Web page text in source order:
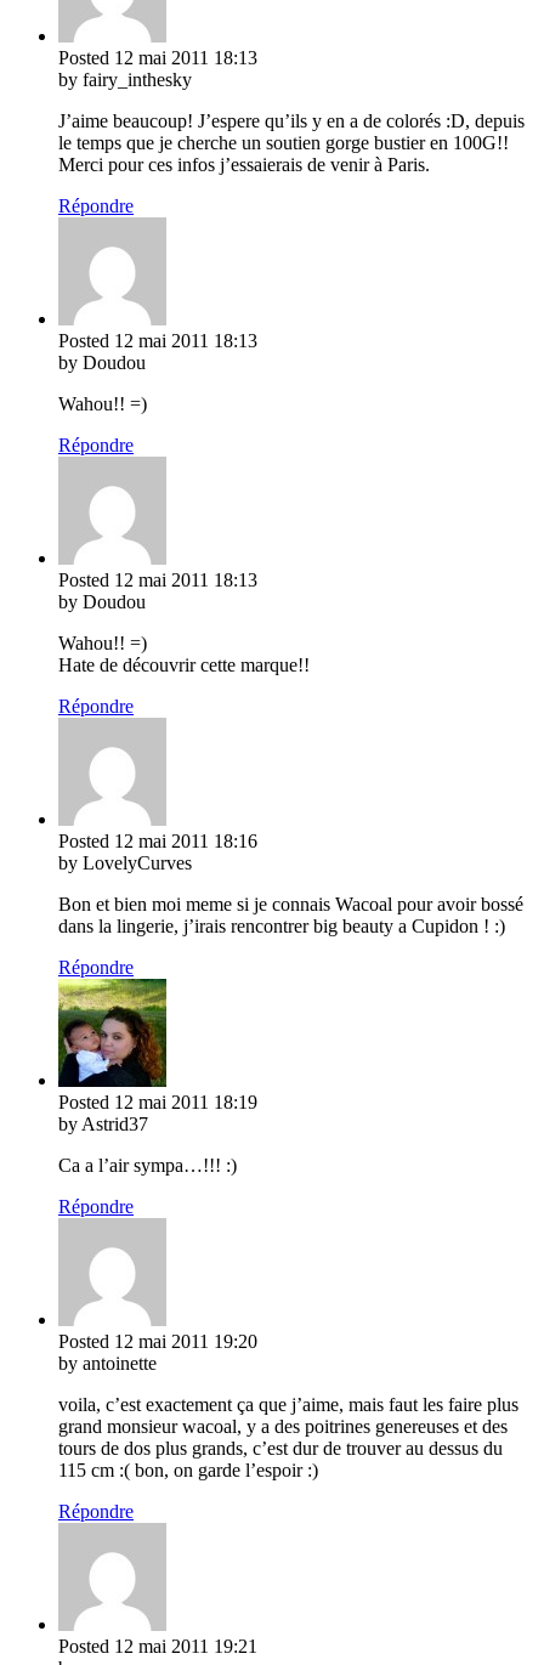
Posted 12 mai 2011 18:13
by fairy_inthesky
J’aime beaucoup! J’espere qu’ils y en a de colorés :D, depuis
le temps que je cherche un soutien gorge bustier en 100G!!
Merci pour ces infos j’essaierais de venir à Paris.
Répondre
Posted 12 mai 2011 18:13
by Doudou
Wahou!! =)
Répondre
Posted 12 mai 2011 18:13
by Doudou
Wahou!! =)
Hate de découvrir cette marque!!
Répondre
Posted 12 mai 2011 18:16
by LovelyCurves
Bon et bien moi meme si je connais Wacoal pour avoir bossé
dans la lingerie, j’irais rencontrer big beauty a Cupidon ! :)
Répondre
Posted 12 mai 2011 18:19
by Astrid37
Ca a l’air sympa…!!! :)
Répondre
Posted 12 mai 2011 19:20
by antoinette
voila, c’est exactement ça que j’aime, mais faut les faire plus
grand monsieur wacoal, y a des poitrines genereuses et des
tours de dos plus grands, c’est dur de trouver au dessus du
115 cm :( bon, on garde l’espoir :)
Répondre
Posted 12 mai 2011 19:21